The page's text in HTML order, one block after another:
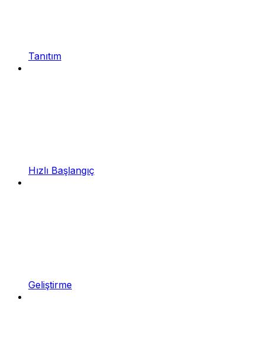
Tanıtım
Hızlı Başlangıç
Geliştirme